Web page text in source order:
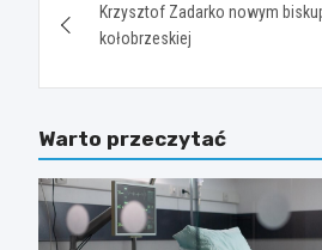
wpisuKrzysztof Zadarko nowym
kołobrzeskiej
Warto przeczytać